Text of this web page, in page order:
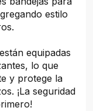
estilo
equipadas
lo que
y protege la
¡La seguridad